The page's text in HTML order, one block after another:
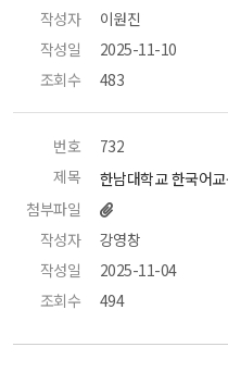
작성자
이원진
작성일
2025-11-10
조회수
483
번호
732
제목
한남대학교 한국어
첨부파일
작성자
강영창
작성일
2025-11-04
조회수
494